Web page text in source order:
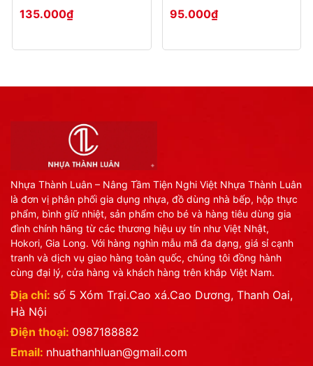
135.000₫
95.000₫
Nhựa Thành Luân – Nâng Tầm Tiện Nghi Việt Nhựa Thành Luân
là đơn vị phân phối gia dụng nhựa, đồ dùng nhà bếp, hộp thực
phẩm, bình giữ nhiệt, sản phẩm cho bé và hàng tiêu dùng gia
đình chính hãng từ các thương hiệu uy tín như Việt Nhật,
Hokori, Gia Long. Với hàng nghìn mẫu mã đa dạng, giá sỉ cạnh
tranh và dịch vụ giao hàng toàn quốc, chúng tôi đồng hành
cùng đại lý, cửa hàng và khách hàng trên khắp Việt Nam.
Địa chỉ: số 5 Xóm Trại.Cao xá.Cao Dương, Thanh Oai,
Hà Nội
Điện thoại: 0987188882
Email: nhuathanhluan@gmail.com